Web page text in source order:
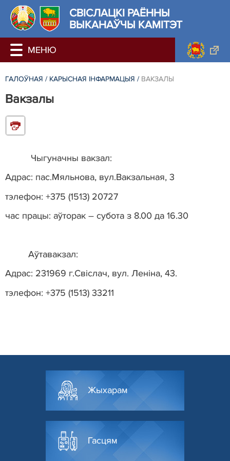
СВІСЛАЦКІ РАЁННЫ
ВЫКАНАЎЧЫ КАМІТЭТ
ГАЛОЎНАЯ / КАРЫСНАЯ ІНФАРМАЦЫЯ / ВАКЗАЛЫ
Вакзалы
Чыгуначны вакзал:
Адрас: пас.Мяльнова, вул.Вакзальная, 3
тэлефон: +375 (1513) 20727
час працы: аўторак – субота з 8.00 да 16.30
Аўтавакзал:
Адрас: 231969 г.Свіслач, вул. Леніна, 43.
тэлефон: +375 (1513) 33211
Жыхарам
Гасцям